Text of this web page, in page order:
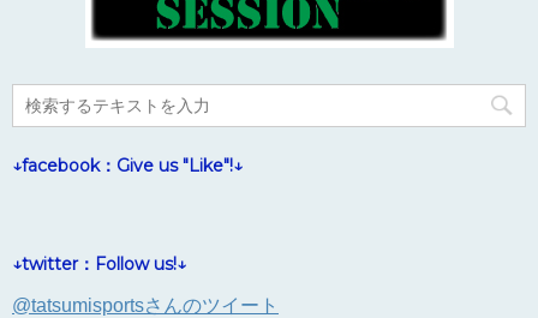
↓facebook：Give us "Like"!↓
↓twitter：Follow us!↓
@tatsumisportsさんのツイート